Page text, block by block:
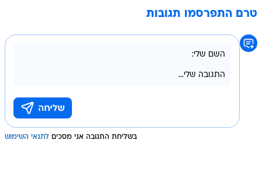
טרם התפרסמו תגובות
בשליחת התגובה אני מסכים לתנאי השימוש